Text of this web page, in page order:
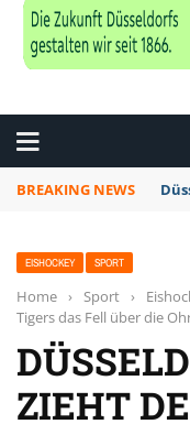
BREAKING NEWS
EISHOCKEY SPORT
Home › Sport ›
Tigers das Fell über die
ZIEHT